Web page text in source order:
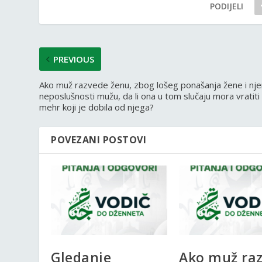
PODIJELI
PREVIOUS
Ako muž razvede ženu, zbog lošeg ponašanja žene i
neposlušnosti mužu, da li ona u tom slučaju mora vratiti
mehr koji je dobila od njega?
POVEZANI POSTOVI
Gledanje Ako muž